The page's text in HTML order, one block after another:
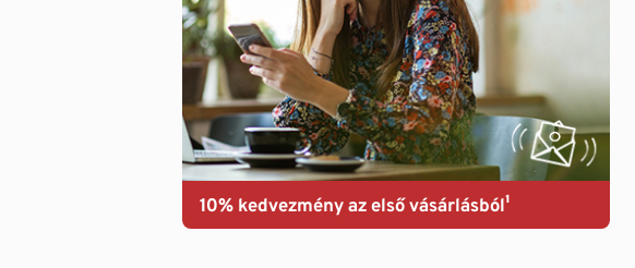
10% kedvezmény az első vásárlásból¹